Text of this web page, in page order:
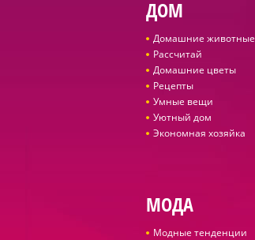
ДОМ
Домашние животные
Рассчитай
Домашние цветы
Рецепты
Умные вещи
Уютный дом
Экономная хозяйка
МОДА
Модные тенденции